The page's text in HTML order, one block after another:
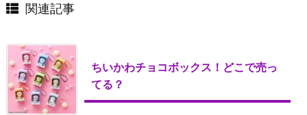
関連記事
ちいかわチョコボックス！どこで売っ
てる？